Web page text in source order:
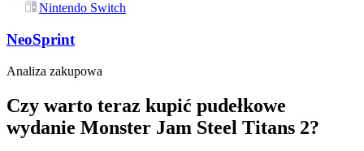
Nintendo Switch
NeoSprint
Analiza zakupowa
Czy warto teraz kupić pudełkowe
wydanie Monster Jam Steel Titans 2?